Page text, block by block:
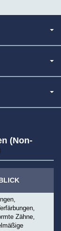
(Non-
Zähne,